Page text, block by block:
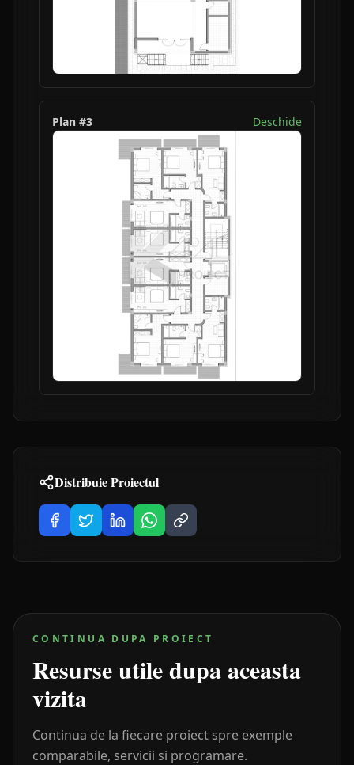
Plan #3 Deschide
Distribuie Proiectul
CONTINUA DUPA PROIECT
Resurse utile dupa aceasta
vizita
Continua de la fiecare proiect spre exemple
comparabile, servicii si programare.